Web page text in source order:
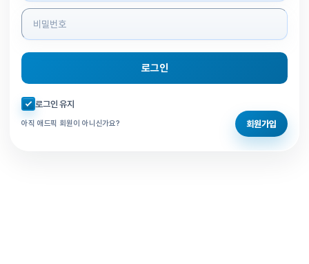
로그인
자동로그인 체크
로그인 유지
아직 애드픽 회원이 아니신가요? 회원가입